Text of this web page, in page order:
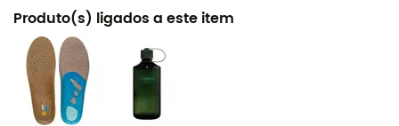
Recomendado para
Caminhada / Trekking
Género
Homem / Mulher
Produto(s) ligados a este item